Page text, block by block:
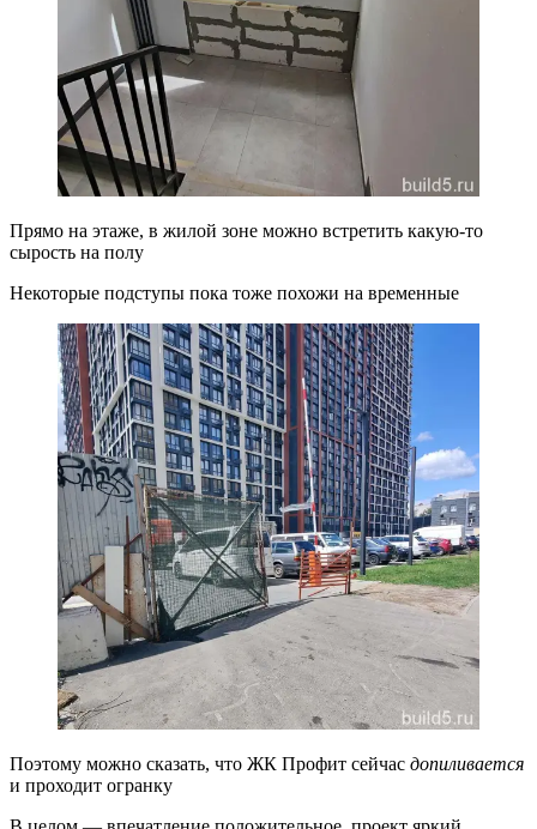
Прямо на этаже, в жилой зоне можно встретить какую-то
сырость на полу
Некоторые подступы пока тоже похожи на временные
Поэтому можно сказать, что ЖК Профит сейчас допиливается
и проходит огранку